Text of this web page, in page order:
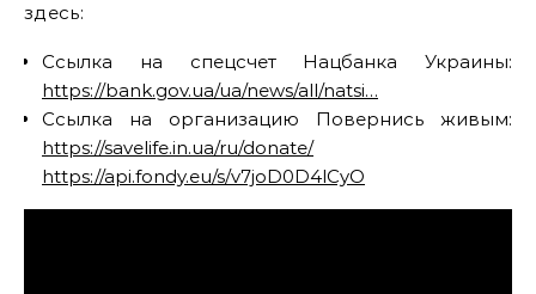
здесь:
Ссылка на спецсчет Нацбанка Украины:
https://bank.gov.ua/ua/news/all/natsi…
Ссылка на организацию Повернись живым:
https://savelife.in.ua/ru/donate/
https://api.fondy.eu/s/v7joD0D4lCyO